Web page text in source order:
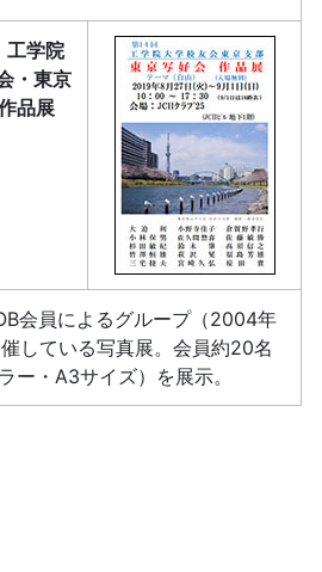
学院
・東京
品展
会員によるグループ（2004年
している写真展。会員約20名
ー・A3サイズ）を展示。